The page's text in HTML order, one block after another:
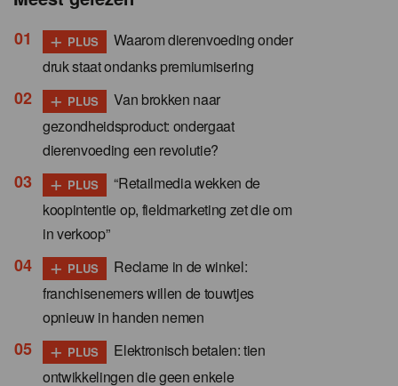
+ PLUS
Waarom dierenvoeding onder
druk staat ondanks premiumisering
+ PLUS
Van brokken naar
gezondheidsproduct: ondergaat
dierenvoeding een revolutie?
+ PLUS
“Retailmedia wekken de
koopintentie op, fieldmarketing zet die om
in verkoop”
+ PLUS
Reclame in de winkel:
franchisenemers willen de touwtjes
opnieuw in handen nemen
+ PLUS
Elektronisch betalen: tien
ontwikkelingen die geen enkele